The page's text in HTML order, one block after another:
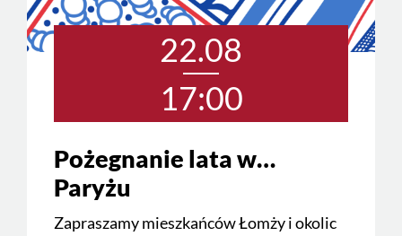
22.08
17:00
Pożegnanie lata w…
Paryżu
Zapraszamy mieszkańców Łomży i okolic